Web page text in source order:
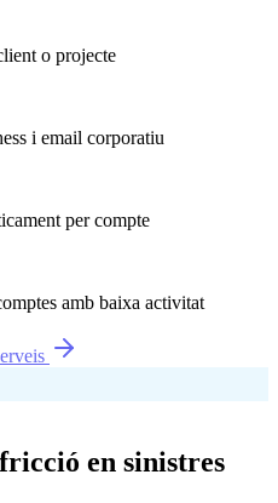
o projecte
i email corporatiu
per compte
amb baixa activitat
en sinistres